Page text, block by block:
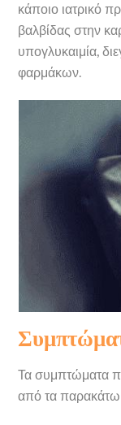
κάποιο ιατρικό
βαλβίδας στην
υπογλυκαιμία,
φαρμάκων.
Τα συμπτώματα
από τα